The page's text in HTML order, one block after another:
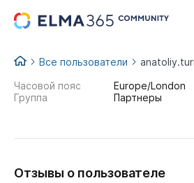
...
Все пользователи
Часовой пояс
Europe/London
Группа
Партнеры
Отзывы о пользователе